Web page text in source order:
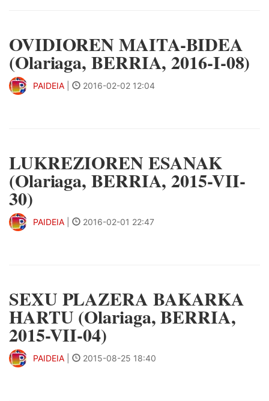
OVIDIOREN MAITA-BIDEA
(Olariaga, BERRIA, 2016-I-08)
PAIDEIA 2016-02-02 12:04
LUKREZIOREN ESANAK
(Olariaga, BERRIA, 2015-VII-
30)
PAIDEIA 2016-02-01 22:47
SEXU PLAZERA BAKARKA
HARTU (Olariaga, BERRIA,
2015-VII-04)
PAIDEIA 2015-08-25 18:40